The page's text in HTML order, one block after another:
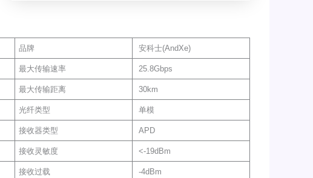
品牌 安科士(AndXe)
最大传输速率 25.8Gbps
最大传输距离 30km
光纤类型 单模
接收器类型 APD
接收灵敏度 <-19dBm
接收过载 -4dBm